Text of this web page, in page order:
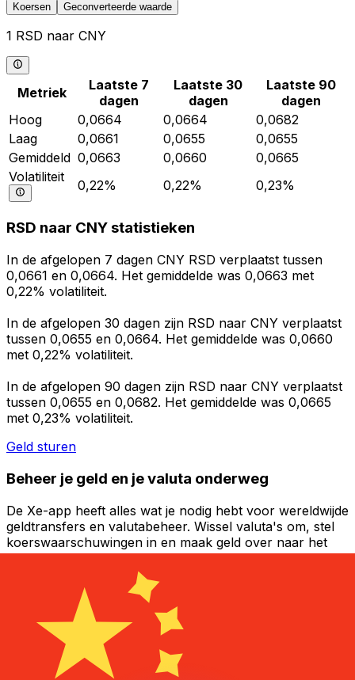
Koersen Geconverteerde waarde
1 RSD naar CNY
Metriek
Laatste 7
dagen
Laatste 30
dagen
Laatste 90
dagen
Hoog
0,0664 0,0664
0,0682
Laag
0,0661 0,0655
0,0655
Gemiddeld 0,0663 0,0660
0,0665
Volatiliteit
0,22% 0,22% 0,23%
RSD naar CNY statistieken
In de afgelopen 7 dagen CNY RSD verplaatst tussen
0,0661 en 0,0664. Het gemiddelde was 0,0663 met
0,22% volatiliteit.
In de afgelopen 30 dagen zijn RSD naar CNY verplaatst
tussen 0,0655 en 0,0664. Het gemiddelde was 0,0660
met 0,22% volatiliteit.
In de afgelopen 90 dagen zijn RSD naar CNY verplaatst
tussen 0,0655 en 0,0682. Het gemiddelde was 0,0665
met 0,23% volatiliteit.
Geld sturen
Beheer je geld en je valuta onderweg
De Xe-app heeft alles wat je nodig hebt voor wereldwijde
geldtransfers en valutabeheer. Wissel valuta's om, stel
koerswaarschuwingen in en maak geld over naar het
buitenland zonder verborgen kosten. Download